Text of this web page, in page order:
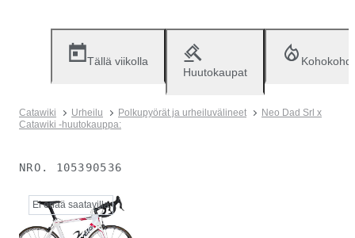
Tällä viikolla
Huutokaupat
Catawiki Urheilu Polkupyörät ja urheiluvälineet
Neo Dad Srl x
Catawiki -huutokauppa:
NRO. 105390536
Ei enää saatavilla